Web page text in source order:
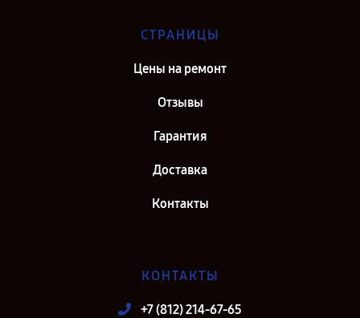
СТРАНИЦЫ
Цены на ремонт
Отзывы
Гарантия
Доставка
Контакты
КОНТАКТЫ
+7 (812) 214-67-65